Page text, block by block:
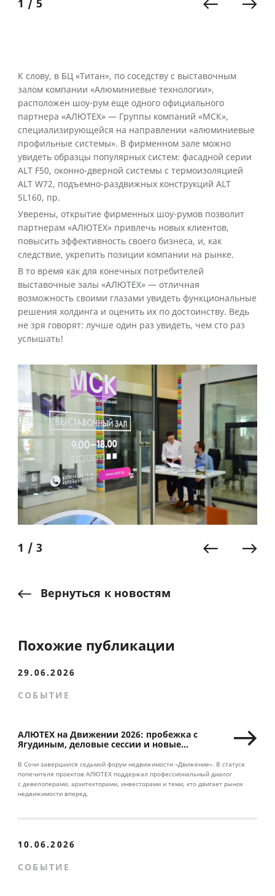
1 / 5
К слову, в БЦ «Титан», по соседству с выставочным
залом компании «Алюминиевые технологии»,
расположен шоу-рум еще одного официального
партнера «АЛЮТЕХ» — Группы компаний «МСК»,
специализирующейся на направлении «алюминиевые
профильные системы». В фирменном зале можно
увидеть образцы популярных систем: фасадной серии
ALT F50, оконно-дверной системы с термоизоляцией
ALT W72, подъемно-раздвижных конструкций ALT
SL160, пр.
Уверены, открытие фирменных шоу-румов позволит
партнерам «АЛЮТЕХ» привлечь новых клиентов,
повысить эффективность своего бизнеса, и, как
следствие, укрепить позиции компании на рынке.
В то время как для конечных потребителей
выставочные залы «АЛЮТЕХ» — отличная
возможность своими глазами увидеть функциональные
решения холдинга и оценить их по достоинству. Ведь
не зря говорят: лучше один раз увидеть, чем сто раз
услышать!
1 / 3
Вернуться к новостям
Похожие публикации
29.06.2026
СОБЫТИЕ
АЛЮТЕХ на Движении 2026: пробежка с
Ягудиным, деловые сессии и новые
В Сочи завершился седьмой форум недвижимости «Движение». В статусе
попечителя проектов АЛЮТЕХ поддержал профессиональный диалог
с девелоперами, архитекторами, инвесторами и теми, кто двигает рынок
недвижимости вперед.
10.06.2026
СОБЫТИЕ